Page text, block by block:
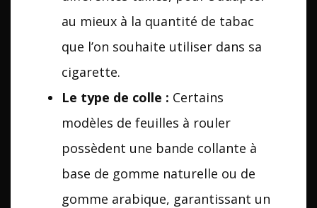
au mieux à la quantité de tabac
que l’on souhaite utiliser dans sa
cigarette.
Le type de colle : Certains
modèles de feuilles à rouler
possèdent une bande collante à
base de gomme naturelle ou de
gomme arabique, garantissant un